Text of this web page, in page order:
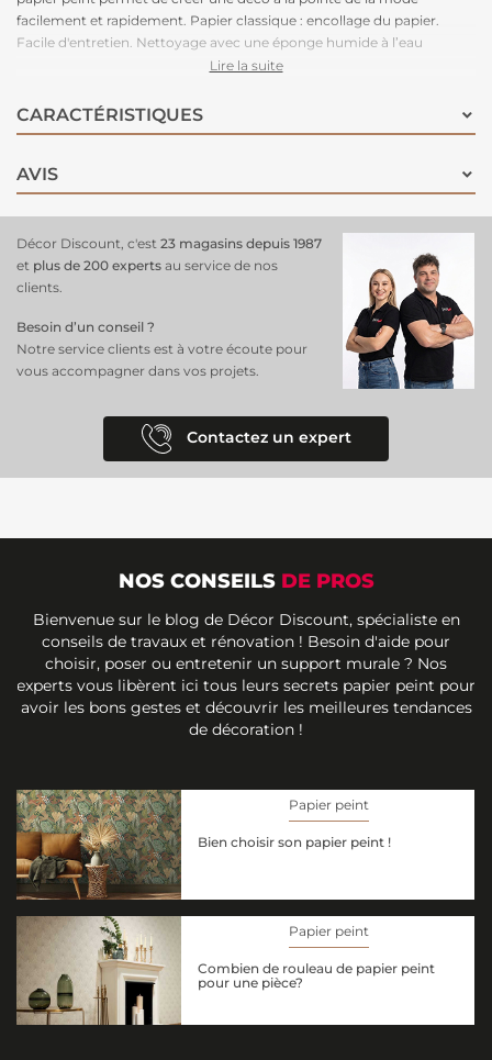
facilement et rapidement. Papier classique : encollage du papier.
Facile d'entretien. Nettoyage avec une éponge humide à l’eau
Lire la suite
CARACTÉRISTIQUES
AVIS
Décor Discount, c'est 23 magasins depuis 1987
et plus de 200 experts au service de nos
clients.
Besoin d’un conseil ?
Notre service clients est à votre écoute pour
vous accompagner dans vos projets.
Contactez un expert
NOS CONSEILS DE PROS
Bienvenue sur le blog de Décor Discount, spécialiste en
conseils de travaux et rénovation ! Besoin d'aide pour
choisir, poser ou entretenir un support murale ? Nos
experts vous libèrent ici tous leurs secrets papier peint pour
avoir les bons gestes et découvrir les meilleures tendances
de décoration !
Papier peint
Bien choisir son papier peint !
Papier peint
Combien de rouleau de papier peint
pour une pièce?